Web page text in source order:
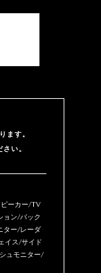
ます。
い。
ーカー/TV
ョン/バック
ター/レーダ
イス/サイド
ュモニター/